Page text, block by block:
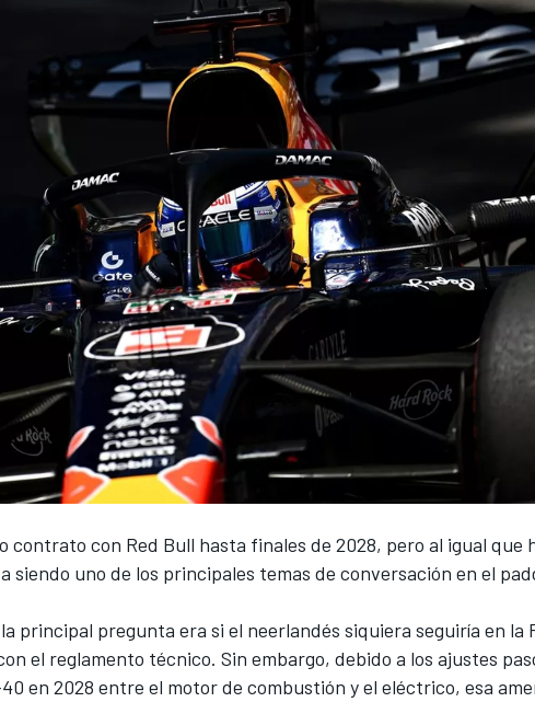
contrato con Red Bull hasta finales de 2028, pero al igual que
uno de los principales temas de conversación en el
principal pregunta era si el neerlandés siquiera seguiría en la
el reglamento técnico. Sin embargo, debido a los ajustes
en 2028 entre el motor de combustión y el eléctrico, esa